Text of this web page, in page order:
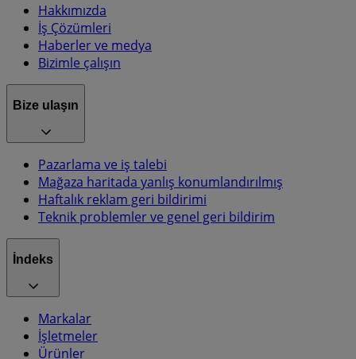
Hakkımızda
İş Çözümleri
Haberler ve medya
Bizimle çalışın
Bize ulaşın
Pazarlama ve iş talebi
Mağaza haritada yanlış konumlandırılmış
Haftalık reklam geri bildirimi
Teknik problemler ve genel geri bildirim
İndeks
Markalar
İşletmeler
Ürünler